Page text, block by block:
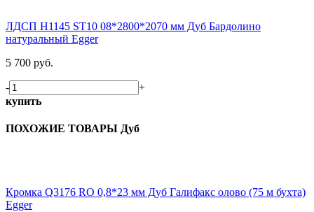
ЛДСП H1145 ST10 08*2800*2070 мм Дуб Бардолино
натуральный Egger
5 700 руб.
-
+
купить
ПОХОЖИЕ ТОВАРЫ Дуб
Кромка Q3176 RO 0,8*23 мм Дуб Галифакс олово (75 м бухта)
Egger